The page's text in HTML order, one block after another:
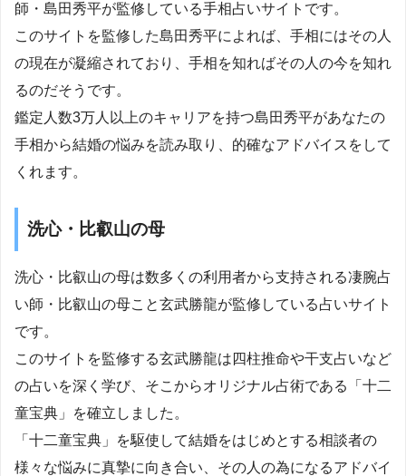
師・島田秀平が監修している手相占いサイトです。
このサイトを監修した島田秀平によれば、手相にはその人
の現在が凝縮されており、手相を知ればその人の今を知れ
るのだそうです。
鑑定人数3万人以上のキャリアを持つ島田秀平があなたの
手相から結婚の悩みを読み取り、的確なアドバイスをして
くれます。
洗心・比叡山の母
洗心・比叡山の母は数多くの利用者から支持される凄腕占
い師・比叡山の母こと玄武勝龍が監修している占いサイト
です。
このサイトを監修する玄武勝龍は四柱推命や干支占いなど
の占いを深く学び、そこからオリジナル占術である「十二
童宝典」を確立しました。
「十二童宝典」を駆使して結婚をはじめとする相談者の
様々な悩みに真摯に向き合い、その人の為になるアドバイ